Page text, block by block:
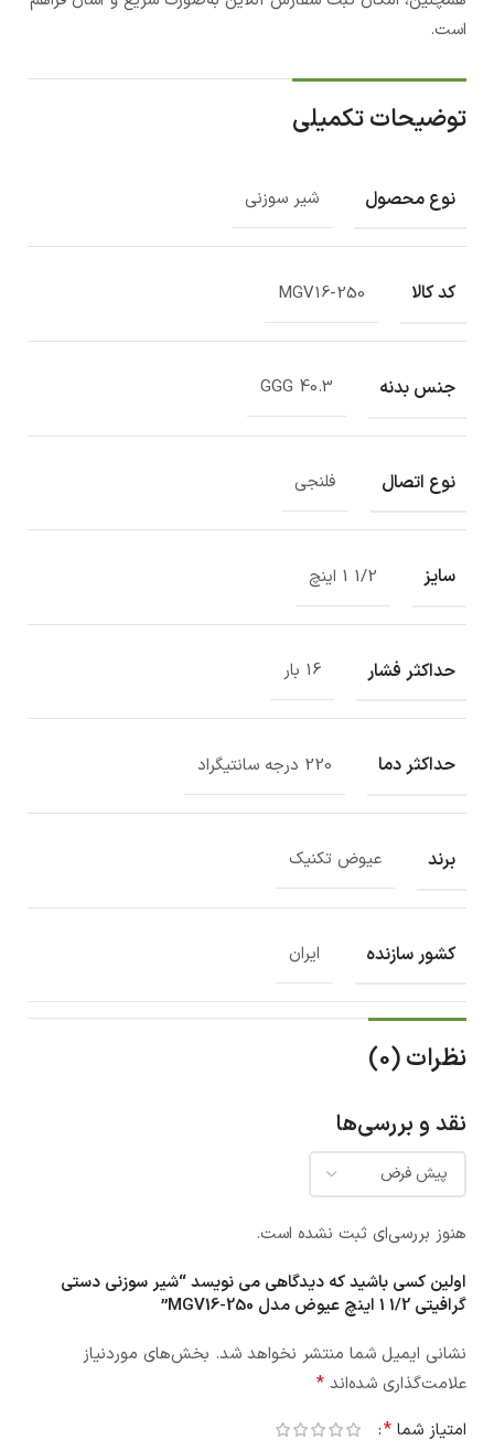
است.
توضیحات تکمیلی
نوع محصول شیر سوزنی
کد کالا MGV16-250
جنس بدنه GGG 40.3
نوع اتصال فلنجی
سایز 1/2 1 اینچ
حداکثر فشار 16 بار
حداکثر دما 220 درجه سانتیگراد
برند عیوض تکنیک
کشور سازنده ایران
نظرات (0)
نقد و بررسی‌ها
هنوز بررسی‌ای ثبت نشده است.
اولین کسی باشید که دیدگاهی می نویسد “شیر سوزنی دستی
گرافیتی 1/2 1 اینچ عیوض مدل MGV16-250”
نشانی ایمیل شما منتشر نخواهد شد. بخش‌های موردنیاز
علامت‌گذاری شده‌اند *
امتیاز شما *